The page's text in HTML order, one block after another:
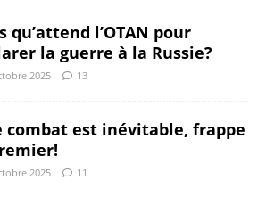
qu’attend l’OTAN pour
la guerre à la Russie?
2025 13
combat est inévitable, frappe
2025 11